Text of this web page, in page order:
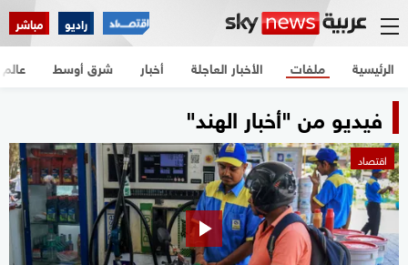
راديو مباشر
الرئيسية الأخبار العاجلة أخبار شرق أوسط عالم ملفات
فيديو من "أخبار الهند"
اقتصاد